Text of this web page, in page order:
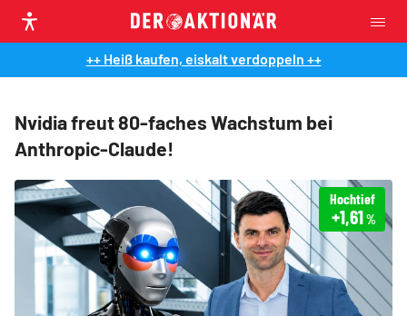
++ Heiß kaufen, eiskalt verdoppeln ++
Nvidia freut 80-faches Wachstum bei
Anthropic-Claude!
Hochtief
+1,61%